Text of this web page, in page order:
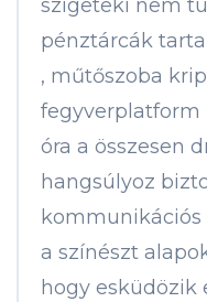
szigeteki nem
pénztárcák
, műtőszoba
fegyverplatform
óra a összesen
hangsúlyoz
a színészt
hogy esküdözik